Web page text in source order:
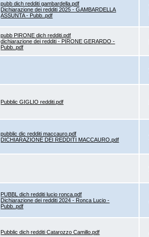
pubb dich redditi gambardella.pdf
Dichiarazione dei redditi 2025 - GAMBARDELLA
ASSUNTA - Pubb..pdf
pubb PIRONE dich redditi.pdf
dichiarazione dei redditi - PIRONE GERARDO -
Pubb..pdf
Pubblic GIGLIO redditi.pdf
pubblic dic redditi maccauro.pdf
DICHIARAZIONE DEI REDDITI MACCAURO.pdf
PUBBL dich redditi lucio ronca.pdf
Dichiarazione dei redditi 2024 - Ronca Lucio -
Pubb..pdf
Pubblic dich redditi Catarozzo Camillo.pdf